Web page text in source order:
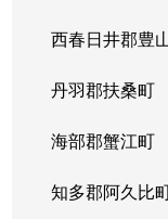
西春日井郡豊
丹羽郡扶桑町
海部郡蟹江町
知多郡阿久比